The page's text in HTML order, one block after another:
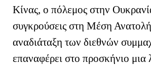
Κίνας, ο πόλεμος στην
συγκρούσεις στη Μέση
αναδιάταξη των διεθνών
επαναφέρει στο προσκήνιο μια